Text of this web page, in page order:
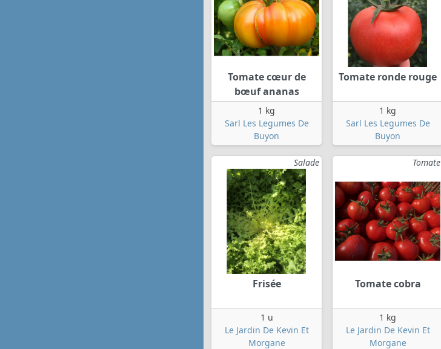
Tomate cœur de
bœuf ananas
1 kg
Sarl Les Legumes De
Buyon
Tomate ronde rouge
1 kg
Sarl Les Legumes De
Buyon
Salade
Frisée
1 u
Le Jardin De Kevin Et
Morgane
Tomate
Tomate cobra
1 kg
Le Jardin De Kevin Et
Morgane